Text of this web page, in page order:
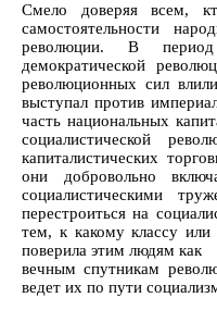
Смело доверяя всем,
самостоятельности
революции. В период
демократической
революционных сил
выступал против
часть национальных
социалистической
капиталистических
они добровольно
социалистическими
перестроиться на
тем, к какому классу
поверила этим людям как
вечным спутникам
ведет их по пути